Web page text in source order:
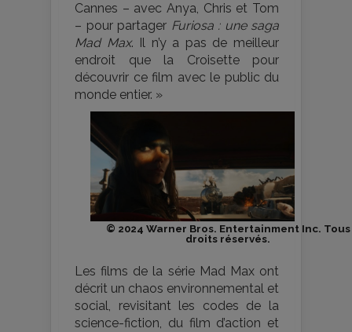
Cannes – avec Anya, Chris et Tom
– pour partager Furiosa : une saga
Mad Max. Il n’y a pas de meilleur
endroit que la Croisette pour
découvrir ce film avec le public du
monde entier. »
© 2024 Warner Bros. Entertainment Inc. Tous
droits réservés.
Les films de la série Mad Max ont
décrit un chaos environnemental et
social, revisitant les codes de la
science-fiction, du film d’action et